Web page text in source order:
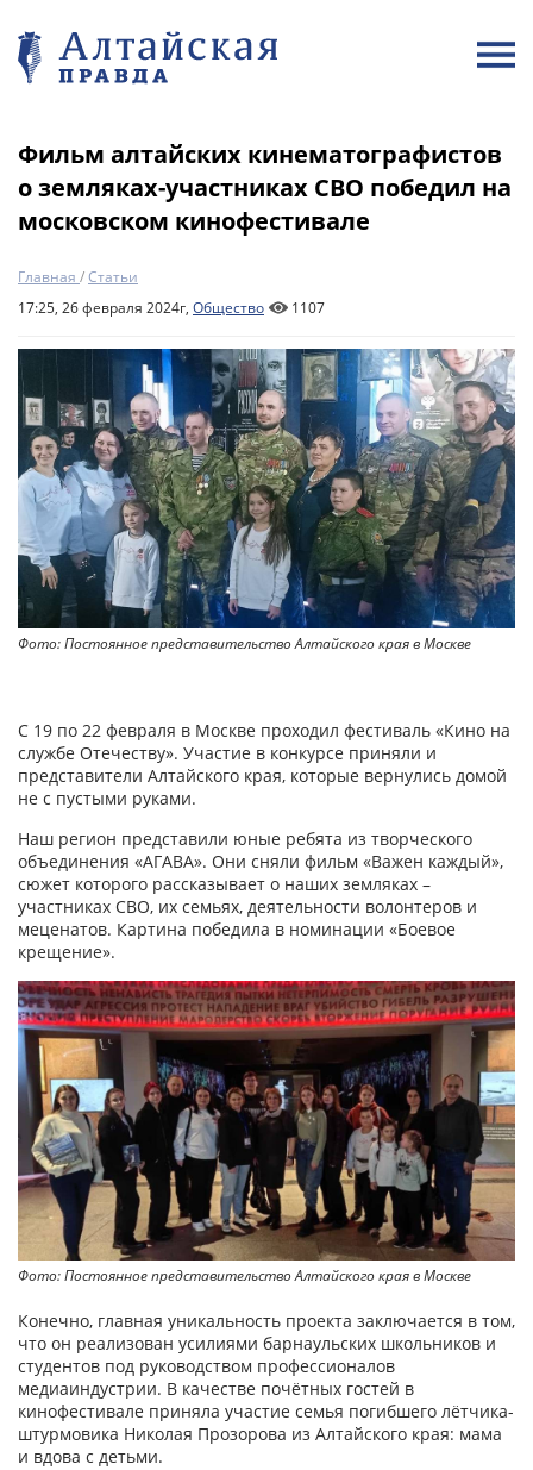
Фильм алтайских кинематографистов
о земляках-участниках СВО победил на
московском кинофестивале
Главная /Статьи
17:25, 26 февраля 2024г, Общество 1107
Фото: Постоянное представительство Алтайского края в Москве
С 19 по 22 февраля в Москве проходил фестиваль «Кино на
службе Отечеству». Участие в конкурсе приняли и
представители Алтайского края, которые вернулись домой
не с пустыми руками.
Наш регион представили юные ребята из творческого
объединения «АГАВА». Они сняли фильм «Важен каждый»,
сюжет которого рассказывает о наших земляках –
участниках СВО, их семьях, деятельности волонтеров и
меценатов. Картина победила в номинации «Боевое
крещение».
Фото: Постоянное представительство Алтайского края в Москве
Конечно, главная уникальность проекта заключается в том,
что он реализован усилиями барнаульских школьников и
студентов под руководством профессионалов
медиаиндустрии. В качестве почётных гостей в
кинофестивале приняла участие семья погибшего лётчика-
штурмовика Николая Прозорова из Алтайского края: мама
и вдова с детьми.